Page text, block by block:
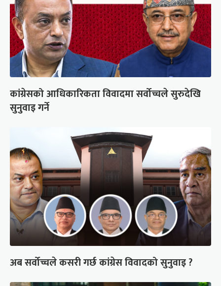
कांग्रेसको आधिकारिकता विवादमा सर्वोच्चले सुरुदेखि
सुनुवाइ गर्ने
अब सर्वोच्चले कसरी गर्छ कांग्रेस विवादको सुनुवाइ ?